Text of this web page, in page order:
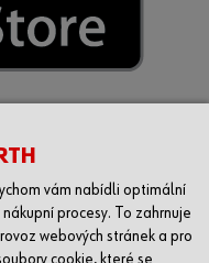
vám nabídli optimální
procesy. To zahrnuje
webových stránek a pro
cookie, které se